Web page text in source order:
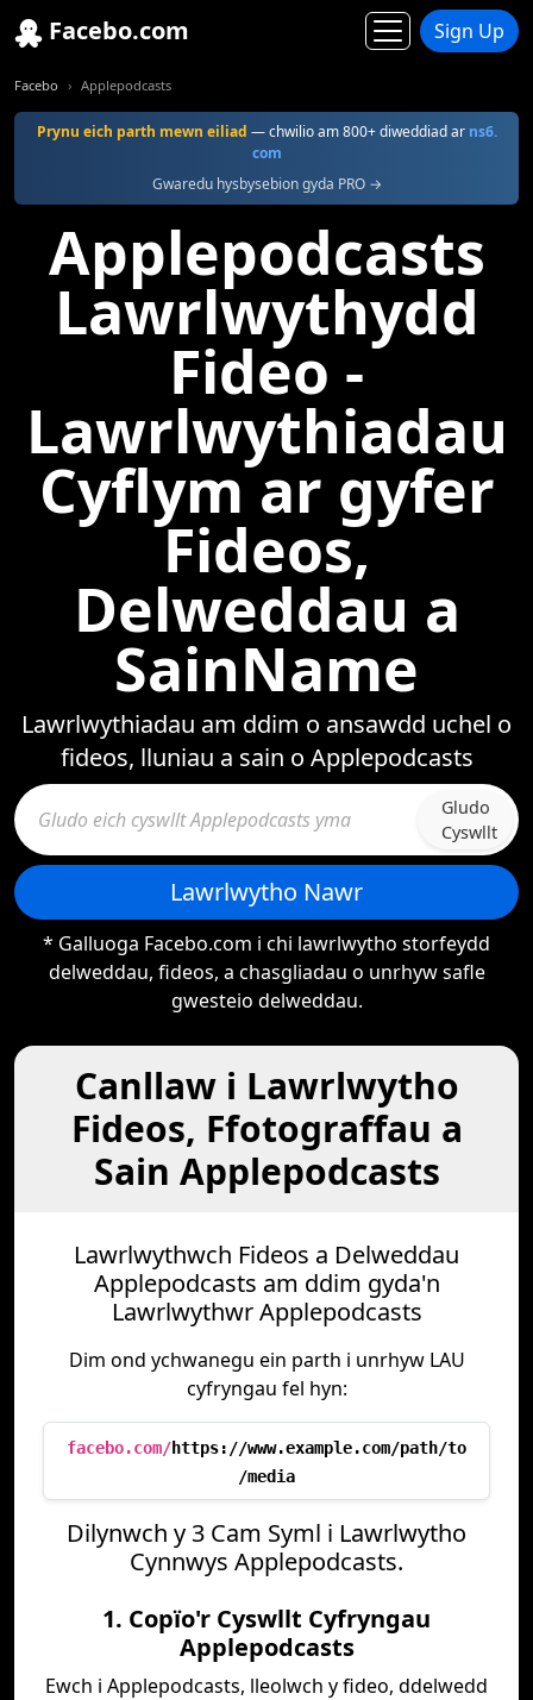
Facebo.com Sign Up
Facebo Applepodcasts
Prynu eich parth mewn eiliad — chwilio am 800+ diweddiad ar ns6.
com
Gwaredu hysbysebion gyda PRO →
Applepodcasts
Lawrlwythydd
Fideo -
Lawrlwythiadau
Cyflym ar gyfer
Fideos,
Delweddau a
SainName
Lawrlwythiadau am ddim o ansawdd uchel o
fideos, lluniau a sain o Applepodcasts
Gludo
Cyswllt
Lawrlwytho Nawr
* Galluoga Facebo.com i chi lawrlwytho storfeydd
delweddau, fideos, a chasgliadau o unrhyw safle
gwesteio delweddau.
Canllaw i Lawrlwytho
Fideos, Ffotograffau a
Sain Applepodcasts
Lawrlwythwch Fideos a Delweddau
Applepodcasts am ddim gyda'n
Lawrlwythwr Applepodcasts
Dim ond ychwanegu ein parth i unrhyw LAU
cyfryngau fel hyn:
facebo.com/https://www.example.com/path/to
/media
Dilynwch y 3 Cam Syml i Lawrlwytho
Cynnwys Applepodcasts.
1. Copïo'r Cyswllt Cyfryngau
Applepodcasts
Ewch i Applepodcasts, lleolwch y fideo, ddelwedd